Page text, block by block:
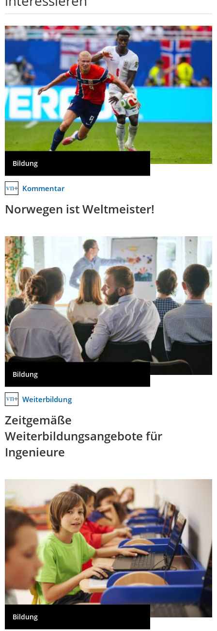
Bildung
Kommentar
Norwegen ist Weltmeister!
Bildung
Weiterbildung
Zeitgemäße
Weiterbildungsangebote für
Ingenieure
Bildung